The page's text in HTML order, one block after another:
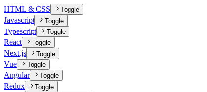
HTML & CSS Toggle
Javascript Toggle
Typescript Toggle
React Toggle
Next.js Toggle
Vue Toggle
Angular Toggle
Redux Toggle